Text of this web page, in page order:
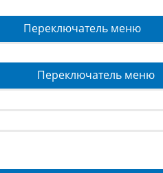
Переключатель меню
Переключатель меню